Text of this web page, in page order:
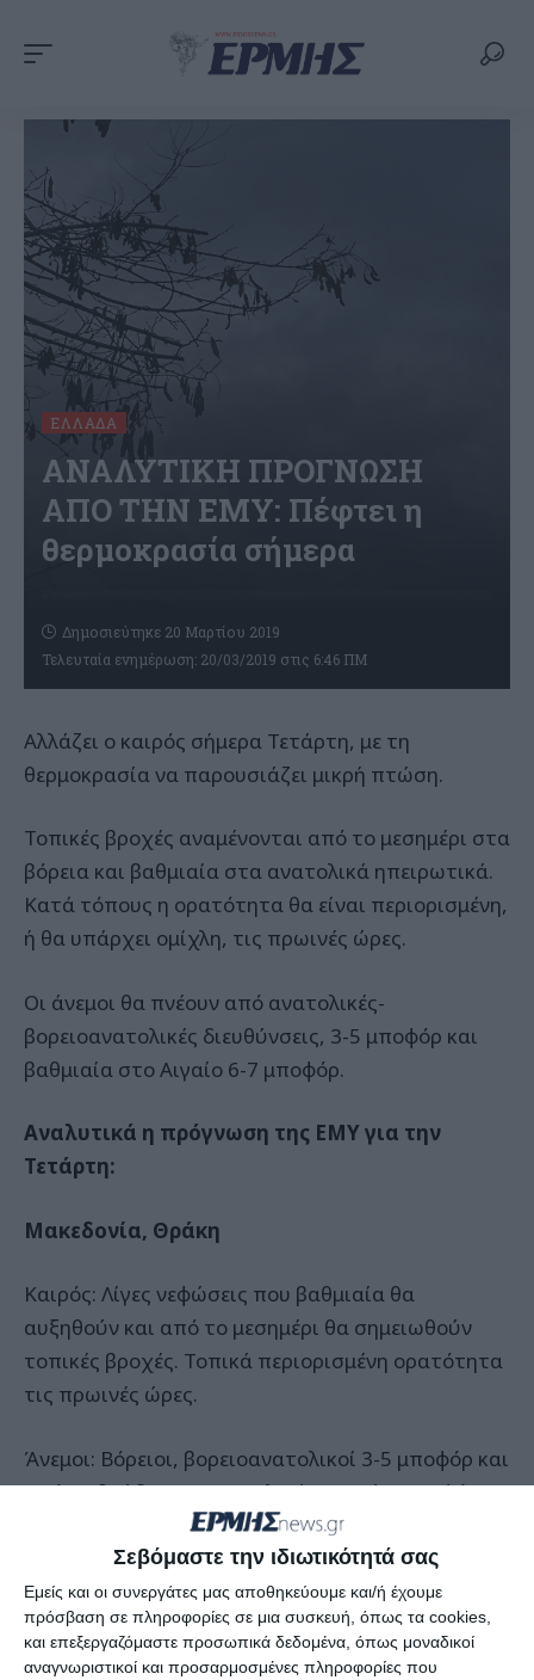
Σεβόμαστε την ιδιωτικότητά σας
Εμείς και οι συνεργάτες μας αποθηκεύουμε και/ή έχουμε
πρόσβαση σε πληροφορίες σε μια συσκευή, όπως τα cookies,
και επεξεργαζόμαστε προσωπικά δεδομένα, όπως μοναδικοί
αναγνωριστικοί και προσαρμοσμένες πληροφορίες που
ΕΛΛΆΔΑ
ΑΝΑΛΥΤΙΚΗ ΠΡΟΓΝΩΣΗ
ΑΠΟ ΤΗΝ ΕΜΥ: Πέφτει η
θερμοκρασία σήμερα
Τελευταία ενημέρωση: 20/03/2019 στις 6:46 ΠΜ
Δημοσιεύτηκε 20 Μαρτίου 2019
Αλλάζει ο καιρός σήμερα Τετάρτη, με τη
θερμοκρασία να παρουσιάζει μικρή πτώση.
Τοπικές βροχές αναμένονται από το μεσημέρι στα
βόρεια και βαθμιαία στα ανατολικά ηπειρωτικά.
Κατά τόπους η ορατότητα θα είναι περιορισμένη,
ή θα υπάρχει ομίχλη, τις πρωινές ώρες.
Οι άνεμοι θα πνέουν από ανατολικές-
βορειοανατολικές διευθύνσεις, 3-5 μποφόρ και
βαθμιαία στο Αιγαίο 6-7 μποφόρ.
Αναλυτικά η πρόγνωση της ΕΜΥ για την
Τετάρτη:
Μακεδονία, Θράκη
Καιρός: Λίγες νεφώσεις που βαθμιαία θα
αυξηθούν και από το μεσημέρι θα σημειωθούν
τοπικές βροχές. Τοπικά περιορισμένη ορατότητα
τις πρωινές ώρες.
Άνεμοι: Βόρειοι, βορειοανατολικοί 3-5 μποφόρ και
από το βράδυ στα ανατολικά τοπικά 6 μποφόρ.
Θερμοκρασία: Από 04 έως 20 βαθμούς Κέλσιου.
Νησιά Ιονίου,Ηπειρος, δυτική Στέρεα, δυτική
Πελοπόννησος